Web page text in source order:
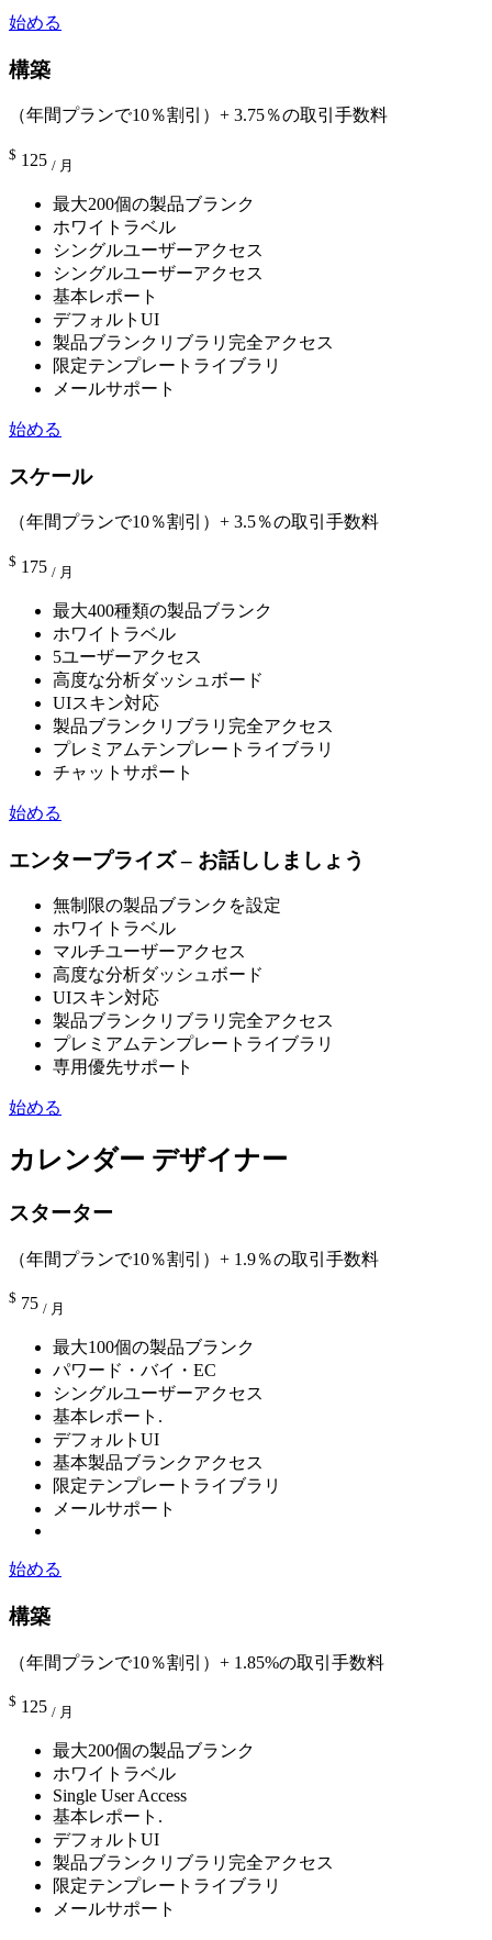
始める
構築
（年間プランで10％割引）+ 3.75％の取引手数料
$ 125 / 月
最大200個の製品ブランク
ホワイトラベル
シングルユーザーアクセス
シングルユーザーアクセス
基本レポート
デフォルトUI
製品ブランクリブラリ完全アクセス
限定テンプレートライブラリ
メールサポート
始める
スケール
（年間プランで10％割引）+ 3.5％の取引手数料
$ 175 / 月
最大400種類の製品ブランク
ホワイトラベル
5ユーザーアクセス
高度な分析ダッシュボード
UIスキン対応
製品ブランクリブラリ完全アクセス
プレミアムテンプレートライブラリ
チャットサポート
始める
エンタープライズ – お話ししましょう
無制限の製品ブランクを設定
ホワイトラベル
マルチユーザーアクセス
高度な分析ダッシュボード
UIスキン対応
製品ブランクリブラリ完全アクセス
プレミアムテンプレートライブラリ
専用優先サポート
始める
カレンダー デザイナー
スターター
（年間プランで10％割引）+ 1.9％の取引手数料
$ 75 / 月
最大100個の製品ブランク
パワード・バイ・EC
シングルユーザーアクセス
基本レポート.
デフォルトUI
基本製品ブランクアクセス
限定テンプレートライブラリ
メールサポート
始める
構築
（年間プランで10％割引）+ 1.85%の取引手数料
$ 125 / 月
最大200個の製品ブランク
ホワイトラベル
Single User Access
基本レポート.
デフォルトUI
製品ブランクリブラリ完全アクセス
限定テンプレートライブラリ
メールサポート